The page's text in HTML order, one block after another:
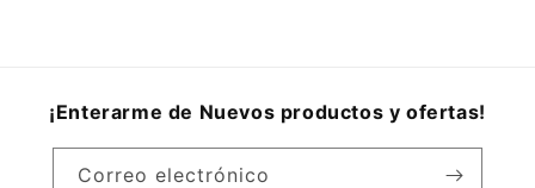
¡Enterarme de Nuevos productos y ofertas!
Correo electrónico